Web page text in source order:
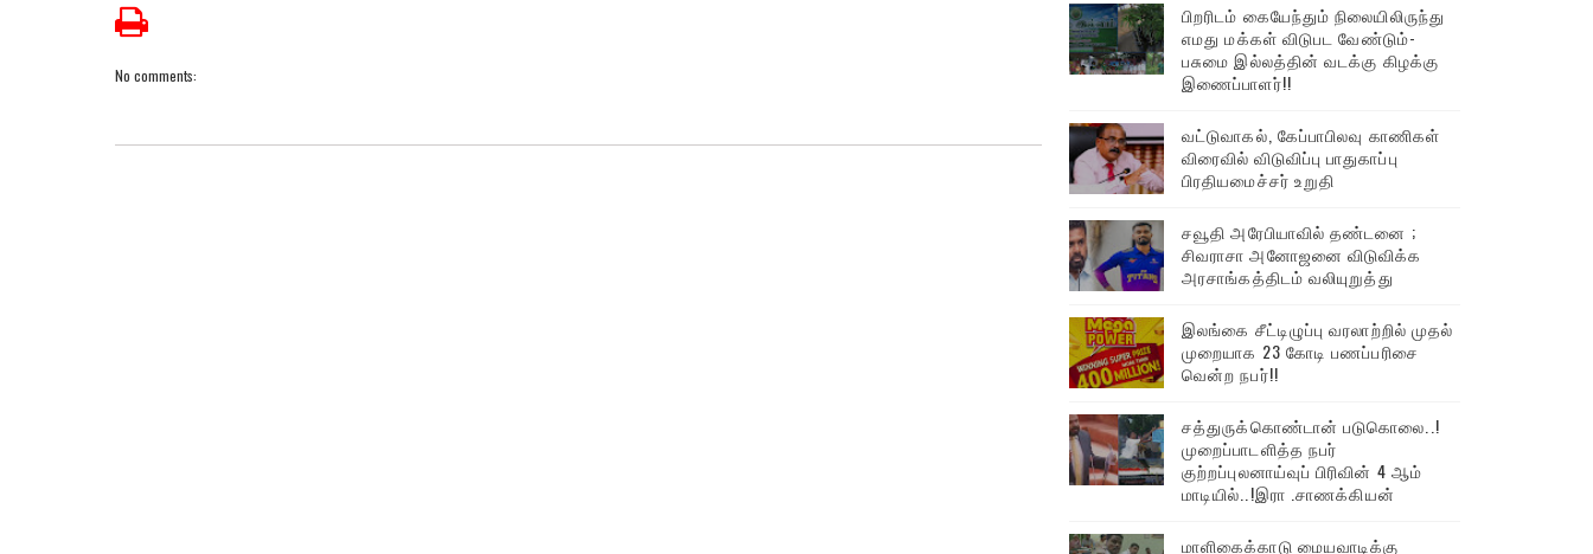
No comments:
பிறரிடம் கையேந்தும் நிலையிலிருந்து
எமது மக்கள் விடுபட வேண்டும்-
பசுமை இல்லத்தின் வடக்கு கிழக்கு
இணைப்பாளர்!!
வட்டுவாகல், கேப்பாபிலவு காணிகள்
விரைவில் விடுவிப்பு பாதுகாப்பு
பிரதியமைச்சர் உறுதி
சவூதி அரேபியாவில் தண்டனை ;
சிவராசா அனோஜனை விடுவிக்க
அரசாங்கத்திடம் வலியுறுத்து
இலங்கை சீட்டிழுப்பு வரலாற்றில் முதல்
முறையாக 23 கோடி பணப்பரிசை
வென்ற நபர்!!
சத்துருக்கொண்டான் படுகொலை..!
முறைப்பாடளித்த நபர்
குற்றப்புலனாய்வுப் பிரிவின் 4 ஆம்
மாடியில்..!இரா .சாணக்கியன்
மாளிகைக்காடு மையவாடிக்கு